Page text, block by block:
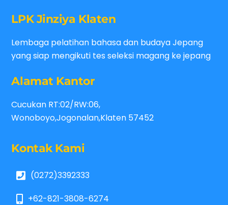
LPK Jinziya Klaten
Lembaga pelatihan bahasa dan budaya Jepang
yang siap mengikuti tes seleksi magang ke jepang
Alamat Kantor
Cucukan RT:02/RW:06,
Wonoboyo,Jogonalan,Klaten 57452
Kontak Kami
(0272)3392333
+62-821-3808-6274